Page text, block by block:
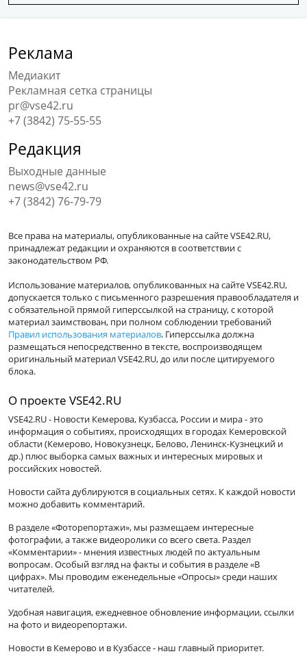
Реклама
Медиакит
Рекламная сетка страницы
pr@vse42.ru
+7 (3842) 75-55-55
Редакция
Выходные данные
news@vse42.ru
+7 (3842) 76-79-79
Все права на материалы, опубликованные на сайте VSE42.RU,
принадлежат редакции и охраняются в соответствии с
законодательством РФ.
Использование материалов, опубликованных на сайте VSE42.RU,
допускается только с письменного разрешения правообладателя и
с обязательной прямой гиперссылкой на страницу, с которой
материал заимствован, при полном соблюдении требований
Правил использования материалов. Гиперссылка должна
размещаться непосредственно в тексте, воспроизводящем
оригинальный материал VSE42.RU, до или после цитируемого
блока.
О проекте VSE42.RU
VSE42.RU - Новости Кемерова, Кузбасса, России и мира - это
информация о событиях, происходящих в городах Кемеровской
области (Кемерово, Новокузнецк, Белово, Ленинск-Кузнецкий и
др.) плюс выборка самых важных и интересных мировых и
российских новостей.
Новости сайта дублируются в социальных сетях. К каждой новости
можно добавить комментарий.
В разделе «Фоторепортажи», мы размещаем интересные
фотографии, а также видеоролики со всего света. Раздел
«Комментарии» - мнения известных людей по актуальным
вопросам. Особый взгляд на факты и события в разделе «В
цифрах». Мы проводим еженедельные «Опросы» среди наших
читателей.
Удобная навигация, ежедневное обновление информации, ссылки
на фото и видеорепортажи.
Новости в Кемерово и в Кузбассе - наш главный приоритет.